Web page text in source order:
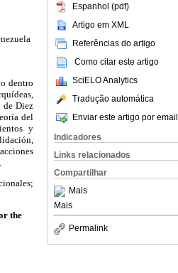
Espanhol (pdf)
Artigo em XML
Referências do artigo
Como citar este artigo
SciELO Analytics
Tradução automática
Enviar este artigo por email
Indicadores
Links relacionados
Compartilhar
Mais
Mais
Permalink
dentro
de Diez
del
y
the